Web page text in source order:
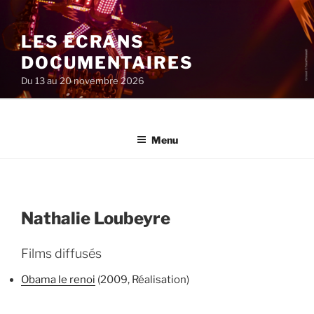
au
contenu
principal
LES ÉCRANS
DOCUMENTAIRES
Du 13 au 20 novembre 2026
Menu
Nathalie Loubeyre
Films diffusés
Obama le renoi (2009, Réalisation)